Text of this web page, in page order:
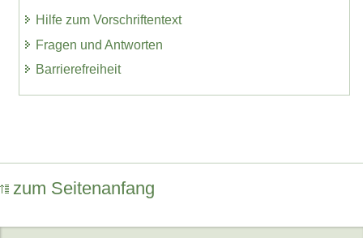
Hilfe zum Vorschriftentext
Fragen und Antworten
Barrierefreiheit
zum Seitenanfang